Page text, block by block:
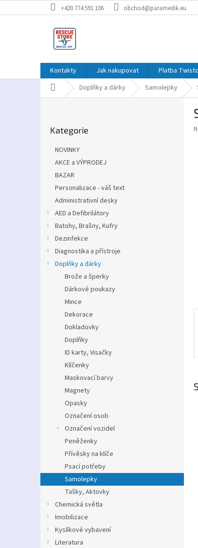
na
+420 774 591 106 obchod@paramedik.eu
Kontakty Jak nakupovat Platba Twisto
Domů Doplňky a dárky Samolepky
kategorie
Kategorie
NOVINKY
AKCE a VÝPRODEJ
BAZAR
Personalizace - váš text
Administrativní desky
AED a Defibrilátory
Batohy, Brašny, Kufry
Dezinfekce
Diagnostika a přístroje
Doplňky a dárky
Brože a šperky
Dárkové poukazy
Mince
Dekorace
Dokladovky
Doplňky
ID karty, Visačky
Klíčenky
Maskovací barvy
Magnety
Opasky
Označení osob
Označení vozidel
Peněženky
Přívěsky na klíče
Psací potřeby
Samolepky
Tašky, Aktovky
Chemická světla
Imobilizace
Kyslíkové vybavení
Literatura